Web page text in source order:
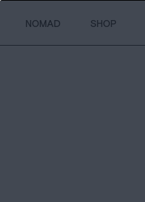
NOMAD SHOP